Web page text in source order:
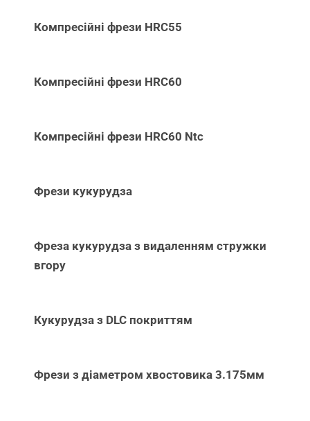
Компресійні фрези HRC55
Компресійні фрези HRC60
Компресійні фрези HRC60 Ntc
Фрези кукурудза
Фреза кукурудза з видаленням стружки
вгору
Кукурудза з DLC покриттям
Фрези з діаметром хвостовика 3.175мм